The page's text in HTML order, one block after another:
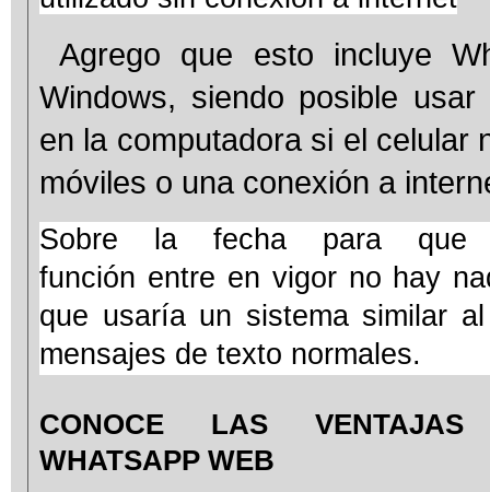
Agrego que esto incluye
Windows, siendo posible usar
en la computadorasi el celular
móviles o una conexión a
Sobre la fecha para que
función entre en vigor no hay
que usaríaun sistema similar
mensajes de texto normales.
CONOCE LAS
WHATSAPP WEB